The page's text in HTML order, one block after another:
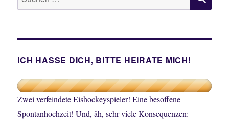
nach:
ICH HASSE DICH, BITTE HEIRATE MICH!
Zwei verfeindete Eishockeyspieler! Eine besoffene
Spontanhochzeit! Und, äh, sehr viele Konsequenzen: